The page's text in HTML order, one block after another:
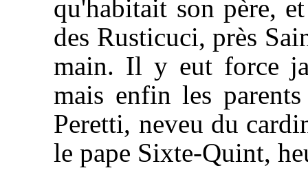
qu'habitait son père,
des Rusticuci, près
main. Il y eut force
mais enfin les
Peretti, neveu du
le pape Sixte-Quint,